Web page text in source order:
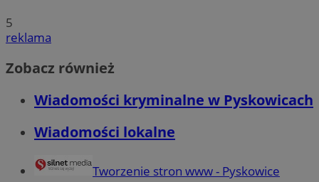
5
reklama
Zobacz również
Wiadomości kryminalne w Pyskowicach
Wiadomości lokalne
Tworzenie stron www - Pyskowice